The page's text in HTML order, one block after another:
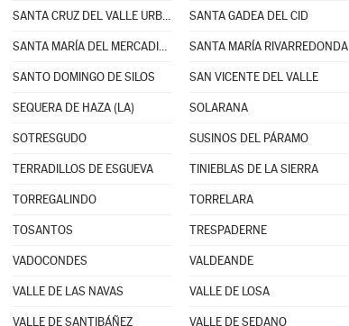
SANTA CRUZ DEL VALLE URBIÓN SANTA GADEA DEL CID
SANTA MARÍA DEL MERCADILLO SANTA MARÍA RIVARREDONDA
SANTO DOMINGO DE SILOS SAN VICENTE DEL VALLE
SEQUERA DE HAZA (LA) SOLARANA
SOTRESGUDO SUSINOS DEL PÁRAMO
TERRADILLOS DE ESGUEVA TINIEBLAS DE LA SIERRA
TORREGALINDO TORRELARA
TOSANTOS TRESPADERNE
VADOCONDES VALDEANDE
VALLE DE LAS NAVAS VALLE DE LOSA
VALLE DE SANTIBÁÑEZ VALLE DE SEDANO